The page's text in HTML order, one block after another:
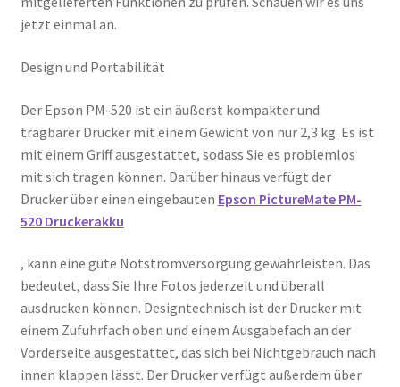
jetzt einmal an.
Design und Portabilität
Der Epson PM-520 ist ein äußerst kompakter und
tragbarer Drucker mit einem Gewicht von nur 2,3 kg. Es ist
mit einem Griff ausgestattet, sodass Sie es problemlos
mit sich tragen können. Darüber hinaus verfügt der
Drucker über einen eingebauten Epson PictureMate PM-
520 Druckerakku
, kann eine gute Notstromversorgung gewährleisten. Das
bedeutet, dass Sie Ihre Fotos jederzeit und überall
ausdrucken können. Designtechnisch ist der Drucker mit
einem Zufuhrfach oben und einem Ausgabefach an der
Vorderseite ausgestattet, das sich bei Nichtgebrauch nach
innen klappen lässt. Der Drucker verfügt außerdem über